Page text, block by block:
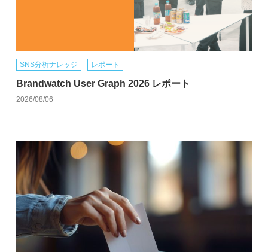
SNS分析ナレッジ レポート
Brandwatch User Graph 2026 レポート
2026/08/06